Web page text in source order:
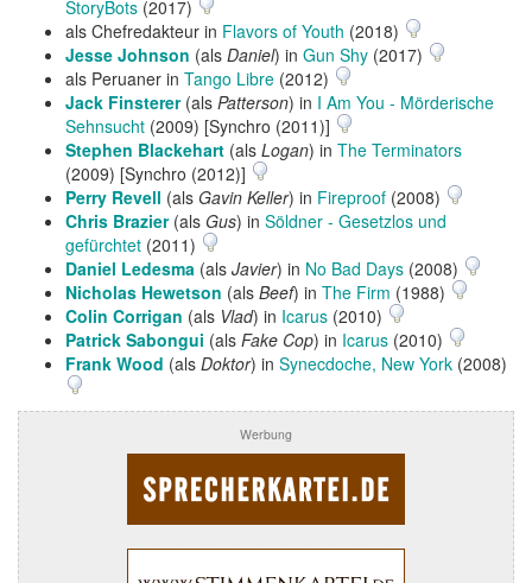
StoryBots (2017)
als Chefredakteur in Flavors of Youth (2018)
Jesse Johnson (als Daniel) in Gun Shy (2017)
als Peruaner in Tango Libre (2012)
Jack Finsterer(als Patterson) in I Am You - Mörderische
Sehnsucht (2009) [Synchro (2011)]
Stephen Blackehart (als Logan) in The Terminators
(2009) [Synchro (2012)]
Perry Revell (als Gavin Keller) in Fireproof (2008)
Chris Brazier(als Gus) in Söldner - Gesetzlos und
gefürchtet (2011)
Daniel Ledesma (als Javier) in No Bad Days (2008)
Nicholas Hewetson (als Beef) in The Firm (1988)
Colin Corrigan (als Vlad) in Icarus (2010)
Patrick Sabongui (als Fake Cop) in Icarus (2010)
Frank Wood (als Doktor) in Synecdoche, New York (2008)
Werbung